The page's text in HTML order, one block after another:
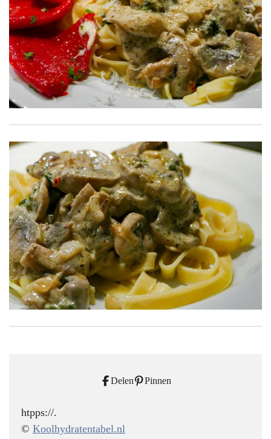
Delen Pinnen
htpps://.
© Koolhydratentabel.nl